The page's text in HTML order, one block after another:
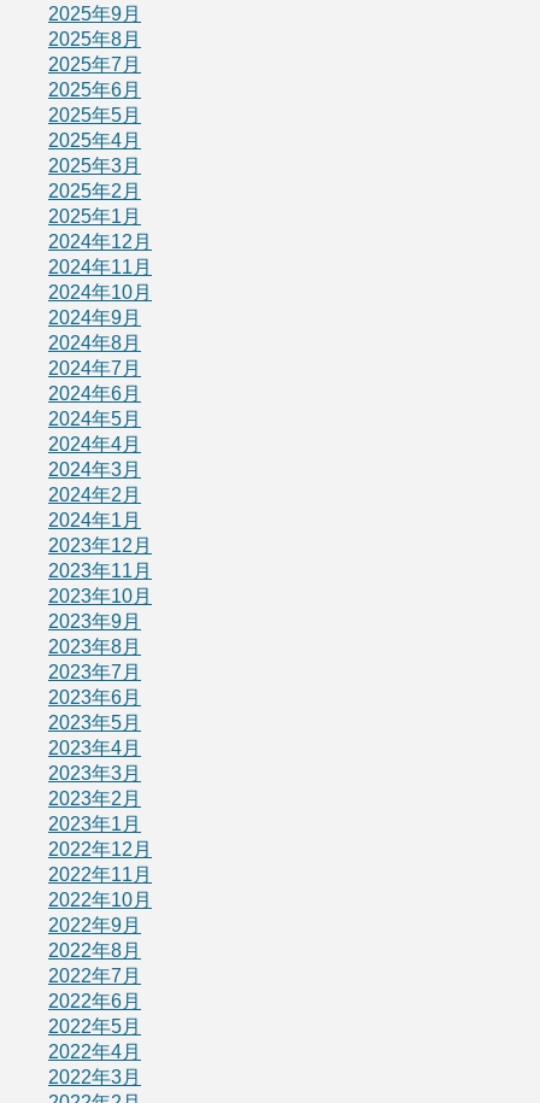
2025年9月
2025年8月
2025年7月
2025年6月
2025年5月
2025年4月
2025年3月
2025年2月
2025年1月
2024年12月
2024年11月
2024年10月
2024年9月
2024年8月
2024年7月
2024年6月
2024年5月
2024年4月
2024年3月
2024年2月
2024年1月
2023年12月
2023年11月
2023年10月
2023年9月
2023年8月
2023年7月
2023年6月
2023年5月
2023年4月
2023年3月
2023年2月
2023年1月
2022年12月
2022年11月
2022年10月
2022年9月
2022年8月
2022年7月
2022年6月
2022年5月
2022年4月
2022年3月